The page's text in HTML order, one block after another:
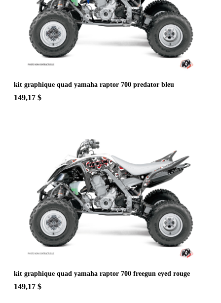
kit graphique quad yamaha raptor 700 predator bleu
149,17 $
kit graphique quad yamaha raptor 700 freegun eyed rouge
149,17 $